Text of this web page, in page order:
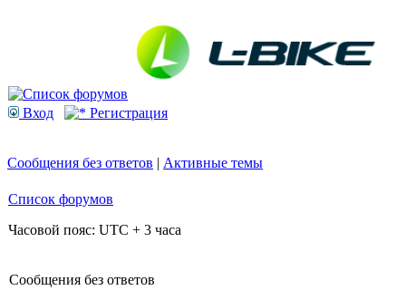
Вход Регистрация
Сообщения без ответов | Активные темы
Список форумов
Часовой пояс: UTC + 3 часа
Сообщения без ответов